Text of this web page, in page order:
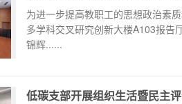
为进一步提高教职工的思想政治素
多学科交叉研究创新大楼A103报告
锦辉......
低碳支部开展组织生活暨民主